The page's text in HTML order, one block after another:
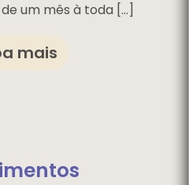
um mês à toda […]
mais